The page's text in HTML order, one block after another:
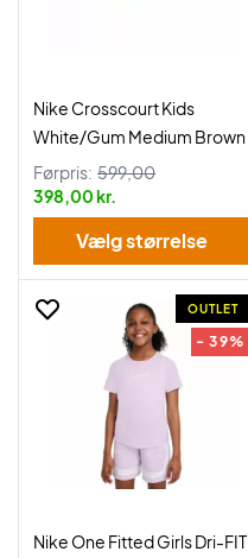
Nike Crosscourt Kids
White/Gum Medium Brown
Førpris: 599,00
398,00 kr.
Vælg størrelse
OUTLET
- 39%
Nike One Fitted Girls Dri-FIT